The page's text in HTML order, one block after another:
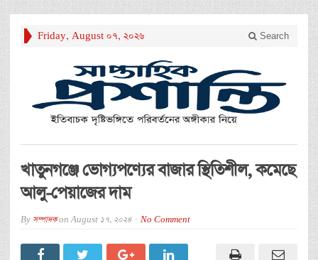
Friday, August 07, 2026 Search
খাতুনগঞ্জে ভোগ্যপণ্যের বাজার স্থিতিশীল, কমেছে
আলু-পেয়াজের দাম
By সম্পাদকonAugust 17, 2024 No Comment